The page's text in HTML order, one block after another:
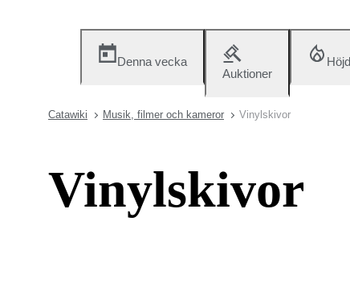
Denna vecka
Auktioner
Catawiki Musik, filmer och kameror Vinylskivor
Vinylskivor